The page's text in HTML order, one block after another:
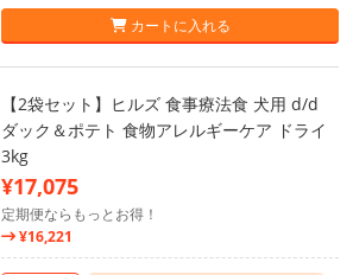
カートに入れる
【2袋セット】ヒルズ 食事療法食 犬用 d/d
ダック＆ポテト 食物アレルギーケア ドライ
3kg
¥17,075
定期便ならもっとお得！
¥16,221